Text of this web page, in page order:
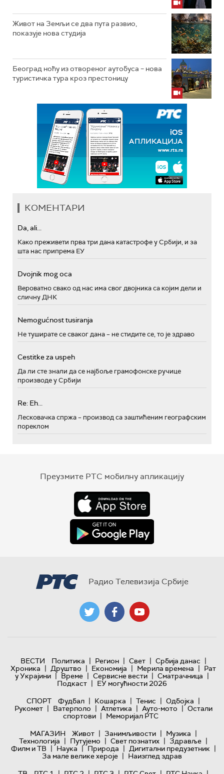
Живот на Земљи се два пута развио,
показује нова студија
Београд ноћу из отвореног аутобуса – нова
туристичка тура кроз престоницу
КОМЕНТАРИ
Da, ali...
Како преживети прва три дана катастрофе у Србији, и за
шта нас припрема ЕУ
Dvojnik mog oca
Вероватно свако од нас има свог двојника са којим дели и
сличну ДНК
Nemogućnost tusiranja
Не туширате се сваког дана – не стидите се, то је здраво
Cestitke za uspeh
Да ли сте знали да се најбоље грамофонске ручице
производе у Србији
Re: Eh...
Лесковачка спржа – производ са заштићеним географским
пореклом
Преузмите РТС мобилну апликацију
Радио Телевизија Србије
ВЕСТИ Политика | Регион | Свет | Србија данас |
Хроника | Друштво | Економија | Мерила времена | Рат
у Украјини | Време | Сервисне вести | Сматрачница |
Подкаст | ЕУ могућности 2026
СПОРТ
Фудбал | Кошарка | Тенис | Одбојка |
Рукомет | Ватерполо | Атлетика | Ауто-мото | Остали
спортови | Меморијал РТС
МАГАЗИН
Живот | Занимљивости | Музика |
Технологијa | Путујемо | Свет познатих | Здравље |
Филм и ТВ | Наука | Природа | Дигитални предузетник |
За мале велике хероје | Наизглед здрав